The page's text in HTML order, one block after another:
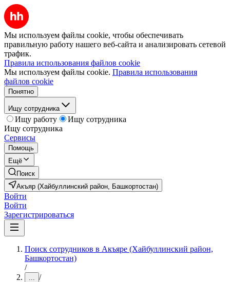
Мы используем файлы cookie, чтобы обеспечивать
правильную работу нашего веб-сайта и анализировать сетевой
трафик.
Правила использования файлов cookie
Мы используем файлы cookie. Правила использования
файлов cookie
Понятно
Ищу сотрудника
Ищу работу
Ищу сотрудника
Ищу сотрудника
Сервисы
Помощь
Ещё
Поиск
Акъяр (Хайбуллинский район, Башкортостан)
Войти
Войти
Зарегистрироваться
Поиск сотрудников в Акъяре (Хайбуллинский район,
Башкортостан)
/
... /